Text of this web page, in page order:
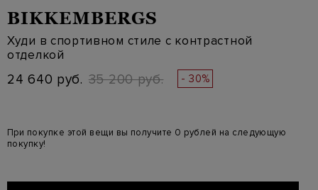
BIKKEMBERGS
Худи в спортивном стиле с контрастной
отделкой
24 640 руб. 35 200 руб. - 30%
При покупке этой вещи вы получите 0 рублей на следующую
покупку!